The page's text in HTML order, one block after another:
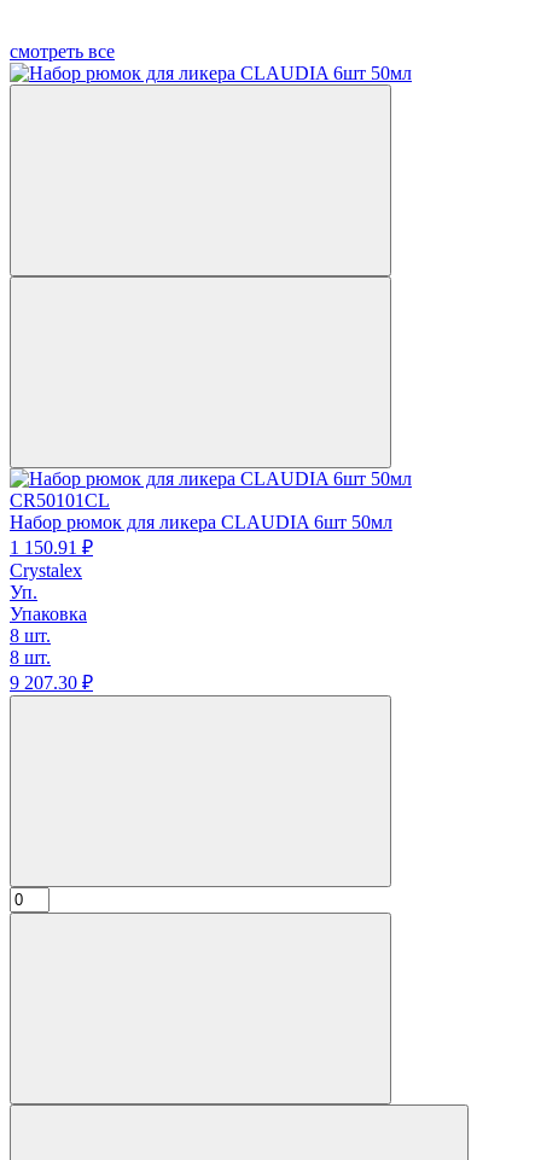
смотреть все
CR50101CL
Набор рюмок для ликера CLAUDIA 6шт 50мл
1 150.91 ₽
Crystalex
Уп.
Упаковка
8 шт.
8 шт.
9 207.30 ₽